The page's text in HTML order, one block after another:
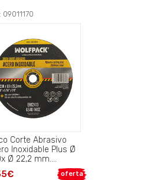
09011170
Corte Abrasivo
Inoxidable Plus Ø
Ø 22,2 mm.
1,9 mm..
oferta